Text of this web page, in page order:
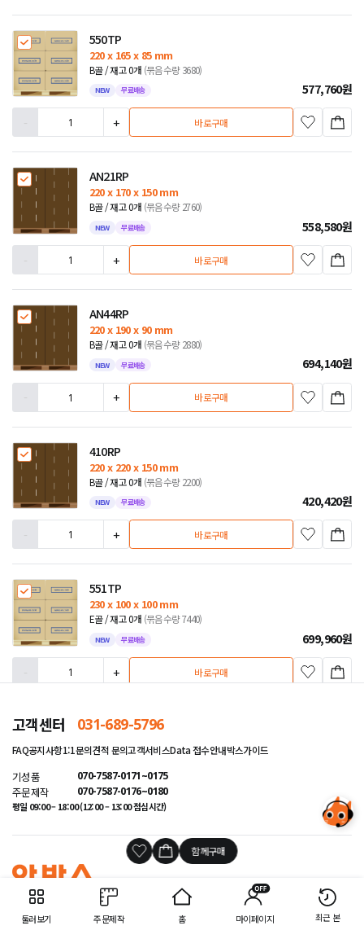
함께구매
550TP
220 x 165 x 85 mm
B골 / 재고 0개 (묶음수량 3680)
NEW 무료배송 577,760원
-
+ 바로구매
AN21RP
220 x 170 x 150 mm
B골 / 재고 0개 (묶음수량 2760)
NEW 무료배송 558,580원
-
+ 바로구매
AN44RP
220 x 190 x 90 mm
B골 / 재고 0개 (묶음수량 2880)
NEW 무료배송 694,140원
-
+ 바로구매
410RP
220 x 220 x 150 mm
B골 / 재고 0개 (묶음수량 2200)
NEW 무료배송 420,420원
-
+ 바로구매
551TP
230 x 100 x 100 mm
E골 / 재고 0개 (묶음수량 7440)
NEW 무료배송 699,960원
-
+ 바로구매
둘러보기 주문제작 홈 마이페이지 최근 본
고객센터 031-689-5796
FAQ공지사항1:1문의견적 문의고객서비스Data 접수안내박스가이드
기성품 070-7587-0171~0175
주문제작 070-7587-0176~0180
평일 09:00 – 18:00 (12:00 – 13:00 점심시간)
회사소개 오시는 길 이용약관
개인정보 취급방침